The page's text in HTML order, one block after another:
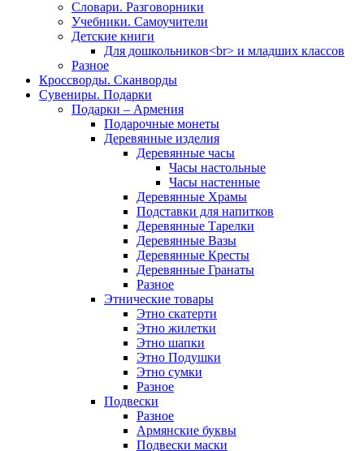
Словари. Разговорники
Учебники. Самоучители
Детские книги
Для дошкольников<br> и младших классов
Разное
Кроссворды. Сканворды
Сувениры. Подарки
Подарки – Армения
Подарочные монеты
Деревянные изделия
Деревянные часы
Часы настольные
Часы настенные
Деревянные Храмы
Подставки для напитков
Деревянные Тарелки
Деревянные Вазы
Деревянные Кресты
Деревянные Гранаты
Разное
Этнические товары
Этно скатерти
Этно жилетки
Этно шапки
Этно Подушки
Этно сумки
Разное
Подвески
Разное
Армянские буквы
Подвески маски